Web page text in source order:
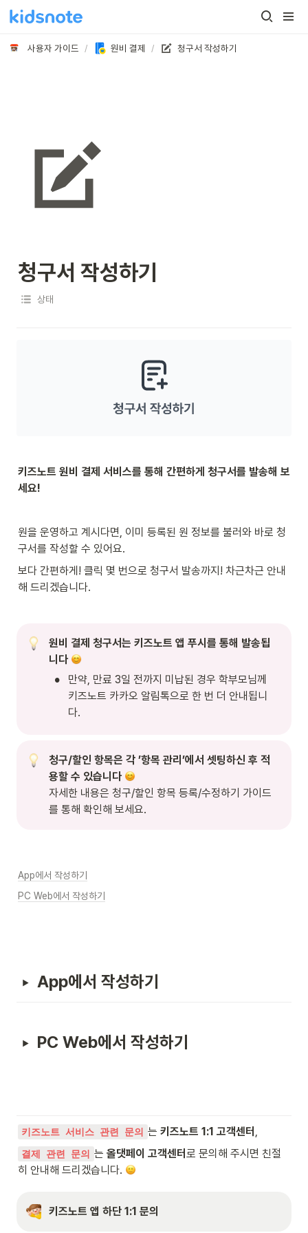
사용자 가이드 / 원비 결제 / 청구서 작성하기
청구서 작성하기
상태
키즈노트 원비 결제 서비스를 통해 간편하게 청구서를 발송해 보
세요!
원을 운영하고 계시다면, 이미 등록된 원 정보를 불러와 바로 청
구서를 작성할 수 있어요.
보다 간편하게! 클릭 몇 번으로 청구서 발송까지! 차근차근 안내
해 드리겠습니다.
원비 결제 청구서는 키즈노트 앱 푸시를 통해 발송됩
니다
•
만약, 만료 3일 전까지 미납된 경우 학부모님께
키즈노트 카카오 알림톡으로 한 번 더 안내됩니
다.
청구/할인 항목은 각 ’항목 관리’에서 셋팅하신 후 적
용할 수 있습니다
자세한 내용은 청구/할인 항목 등록/수정하기 가이드
를 통해 확인해 보세요.
App에서 작성하기
PC Web에서 작성하기
App에서 작성하기
PC Web에서 작성하기
키즈노트 서비스 관련 문의 는 키즈노트 1:1 고객센터 ,
결제 관련 문의 는 올댓페이 고객센터 로 문의해 주시면 친절
히 안내해 드리겠습니다.
키즈노트 앱 하단 1:1 문의